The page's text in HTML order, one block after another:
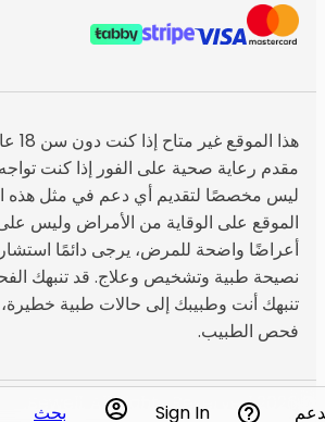
مقدم رعاية صحية على الفور إذا كنت
ليس مخصصًا لتقديم أي دعم في مثل هذه
الموقع على الوقاية من الأمراض وليس على
أعراضًا واضحة للمرض، يرجى دائمًا
نصيحة طبية وتشخيص وعلاج. قد تنبهك
تنبهك أنت وطبيبك إلى حالات طبية
فحص الطبيب.
© 2026
Bewell. All Rights Reserved. بحث Sign In